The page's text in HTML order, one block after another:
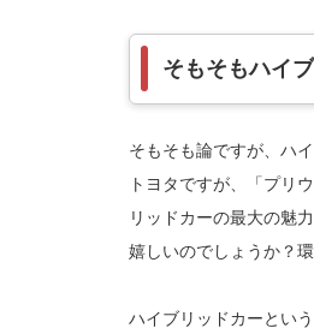
そもそもハイ
そもそも論ですが、ハ
トヨタですが、「プリ
リッドカーの最大の魅
嬉しいのでしょうか？
ハイブリッドカーとい